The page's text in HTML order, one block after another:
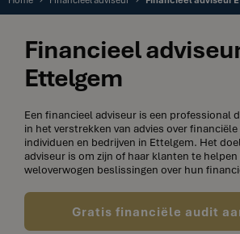
Financieel
Ettelgem
Een financieel adviseur is een professional
in het verstrekken van advies over financiële
individuen en bedrijven in Ettelgem. Het
adviseur is om zijn of haar klanten te
weloverwogen beslissingen over hun
Gratis financiële audit